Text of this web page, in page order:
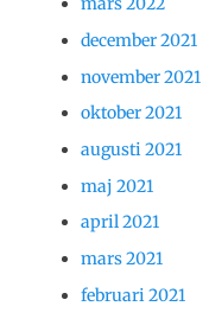
december 2021
november 2021
oktober 2021
augusti 2021
maj 2021
april 2021
mars 2021
februari 2021